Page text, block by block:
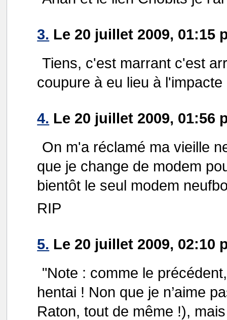
3. Le 20 juillet 2009, 01:15
Tiens, c'est marrant c'est
coupure à eu lieu à
4. Le 20 juillet 2009, 01:56
On m'a réclamé ma vieille
que je change de modem
bientôt le seul modem
RIP
5. Le 20 juillet 2009, 02:10
"Note : comme le
hentai ! Non que je n’aime
Raton, tout de même !),